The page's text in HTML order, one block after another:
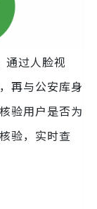
通过人脸视
再与公安库身
验用户是否为
验，实时查